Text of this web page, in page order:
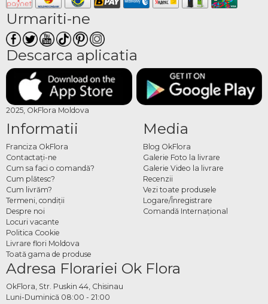
Urmariti-ne
Descarca aplicatia
2025, OkFlora Moldova
Informatii
Franciza OkFlora
Contactaţi-ne
Cum sa faci o comandă?
Cum plătesc?
Cum livrăm?
Termeni, condiţii
Despre noi
Locuri vacante
Politica Cookie
Livrare flori Moldova
Toată gama de produse
Media
Blog OkFlora
Galerie Foto la livrare
Galerie Video la livrare
Recenzii
Vezi toate produsele
Logare/Înregistrare
Comandă Internațional
Adresa Florariei Ok Flora
OkFlora, Str. Puskin 44, Chisinau
Luni-Duminică 08:00 - 21:00